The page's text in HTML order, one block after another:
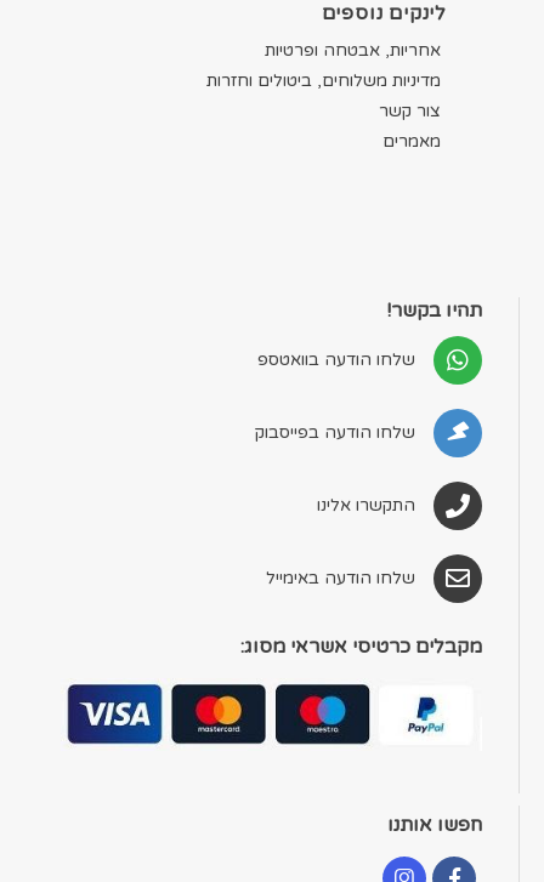
לינקים נוספים
אחריות, אבטחה ופרטיות
מדיניות משלוחים, ביטולים וחזרות
צור קשר
מאמרים
תהיו בקשר!
שלחו הודעה בוואטספ
שלחו הודעה בפייסבוק
התקשרו אלינו
שלחו הודעה באימייל
מקבלים כרטיסי אשראי מסוג:
חפשו אותנו